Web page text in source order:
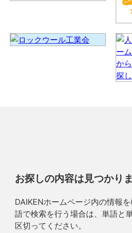
お探しの内容は見つかり
DAIKENホームページ内の情報
語で検索を行う場合は、単語と
区切ってください。